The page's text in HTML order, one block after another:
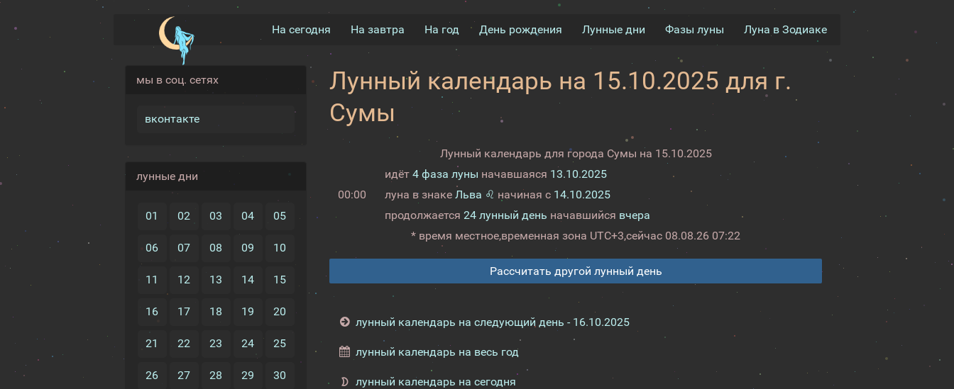
На сегодня На завтра На год День рождения Лунные дни Фазы луны Луна в Зодиаке
мы в соц. сетях
вконтакте
лунные дни
01 02 03 04 05
06 07 08 09 10
11 12 13 14 15
16 17 18 19 20
21 22 23 24 25
26 27 28 29 30
Лунный календарь на 15.10.2025 для г.
Сумы
Лунный календарь для города Сумы на 15.10.2025
00:00
идёт 4 фаза луны начавшаяся 13.10.2025
луна в знаке Льва ♌ начиная с 14.10.2025
продолжается 24 лунный день начавшийся вчера
* время местное,временная зона UTC+3,сейчас 08.08.26 07:22
Рассчитать другой лунный день
лунный календарь на следующий день - 16.10.2025
лунный календарь на весь год
лунный календарь на сегодня